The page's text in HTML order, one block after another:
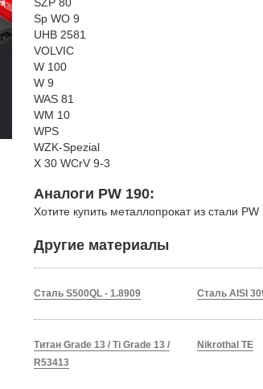
Sp WO 9
UHB 2581
VOLVIC
W 100
W 9
WAS 81
WM 10
WPS
WZK-Spezial
X 30 WCrV 9-3
Аналоги PW 190:
Хотите купить металлопрокат из стали
Другие материалы
Сталь S500QL - 1.8909 Сталь AISI
Титан Grade 13 / Ti Grade 13 /
R53413
Nikrothal TE